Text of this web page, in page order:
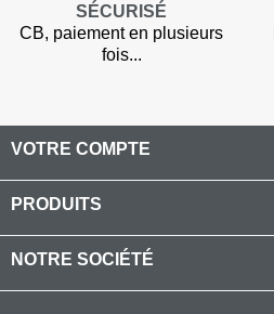
SÉCURISÉ
CB, paiement en plusieurs
fois...
VOTRE COMPTE
PRODUITS
NOTRE SOCIÉTÉ